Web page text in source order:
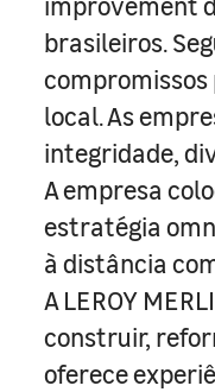
brasileiros.
local. As
integridade,
A empresa
estratégia
à distância
A LEROY
construir,
oferece